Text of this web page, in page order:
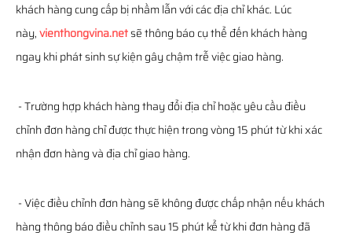
khách hàng cung cấp bị nhầm lẫn với các địa chỉ khác. Lúc
này,vienthongvina.netsẽ thông báo cụ thể đến khách hàng
ngay khi phát sinh sự kiện gây chậm trễ việc giao hàng.
- Trường hợp khách hàng thay đổi địa chỉ hoặc yêu cầu điều
chỉnh đơn hàng chỉ được thực hiện trong vòng 15 phút từ khi xác
nhận đơn hàng và địa chỉ giao hàng.
- Việc điều chỉnh đơn hàng sẽ không được chấp nhận nếu khách
hàng thông báo điều chỉnh sau 15 phút kể từ khi đơn hàng đã